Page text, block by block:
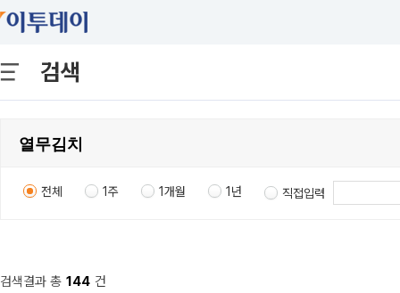
검색
전체 1주 1개월 1년 직접입력
검색결과 총 144 건